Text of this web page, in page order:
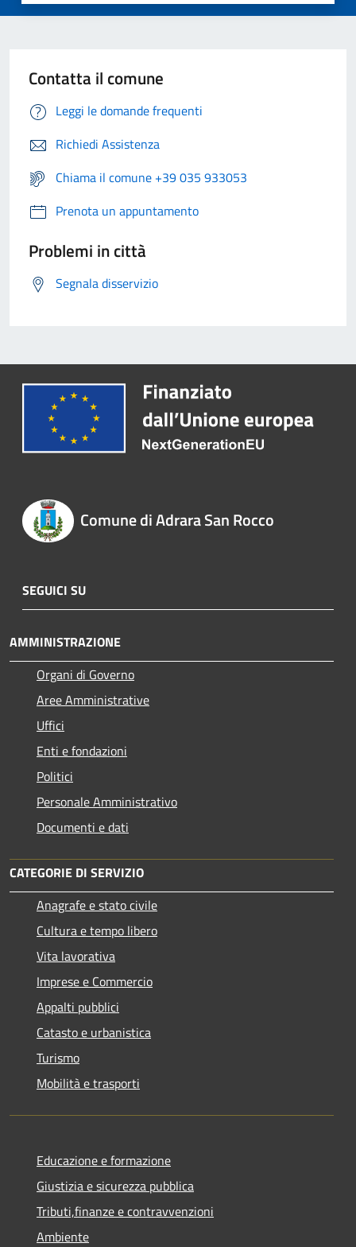
Contatta il comune
Leggi le domande frequenti
Richiedi Assistenza
Chiama il comune +39 035 933053
Prenota un appuntamento
Problemi in città
Segnala disservizio
Comune di Adrara San Rocco
SEGUICI SU
AMMINISTRAZIONE
Organi di Governo
Aree Amministrative
Uffici
Enti e fondazioni
Politici
Personale Amministrativo
Documenti e dati
CATEGORIE DI SERVIZIO
Anagrafe e stato civile
Cultura e tempo libero
Vita lavorativa
Imprese e Commercio
Appalti pubblici
Catasto e urbanistica
Turismo
Mobilità e trasporti
Educazione e formazione
Giustizia e sicurezza pubblica
Tributi,finanze e contravvenzioni
Ambiente